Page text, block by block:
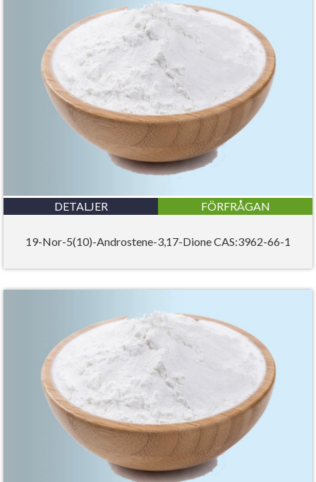
DETALJER FÖRFRÅGAN
19-Nor-5(10)-Androstene-3,17-Dione CAS:3962-66-1